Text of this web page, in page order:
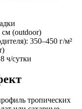
(outdoor)
350–450 г/м²
ч/сутки
тропических